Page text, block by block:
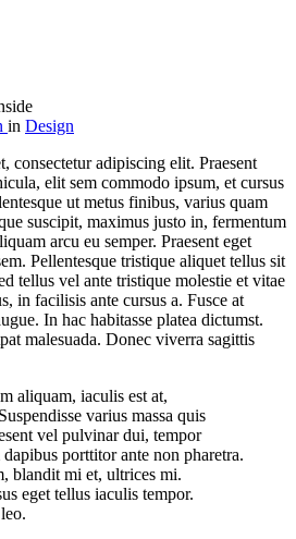
in Design
consectetur adipiscing elit. Praesent
elit sem commodo ipsum, et cursus
ut metus finibus, varius quam
suscipit, maximus justo in, fermentum
arcu eu semper. Praesent eget
Pellentesque tristique aliquet tellus sit
tellus vel ante tristique molestie et vitae
in facilisis ante cursus a. Fusce at
In hac habitasse platea dictumst.
malesuada. Donec viverra sagittis
aliquam, iaculis est at,
varius massa quis
vel pulvinar dui, tempor
porttitor ante non pharetra.
blandit mi et, ultrices mi.
eget tellus iaculis tempor.